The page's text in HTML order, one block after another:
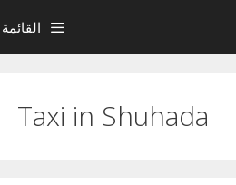
المحتوى
القائمة
Taxi in Shuhada